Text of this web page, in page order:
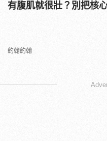
有腹肌就很壯？別把核
約翰約翰